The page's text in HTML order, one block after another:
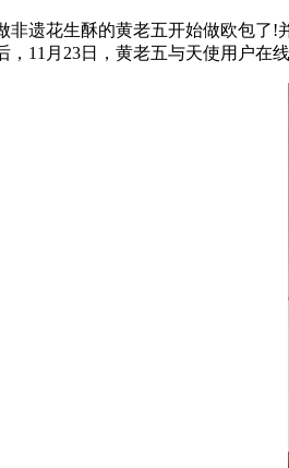
花生酥的黄老五开始做欧包了!
，11月23日，黄老五与天使用户在